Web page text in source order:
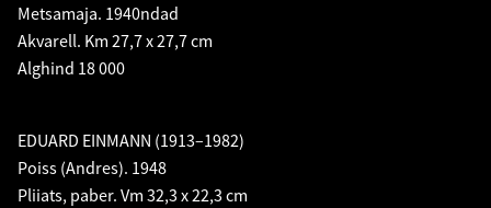
Metsamaja. 1940ndad
Akvarell. Km 27,7 x 27,7 cm
Alghind 18 000
EDUARD EINMANN (1913–1982)
Poiss (Andres). 1948
Pliiats, paber. Vm 32,3 x 22,3 cm